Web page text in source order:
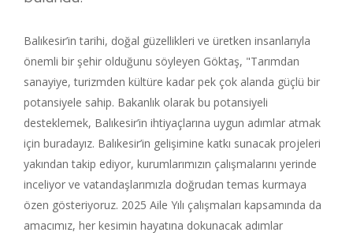
Balıkesir’in tarihi, doğal güzellikleri ve üretken insanlarıyla
önemli bir şehir olduğunu söyleyen Göktaş, "Tarımdan
sanayiye, turizmden kültüre kadar pek çok alanda güçlü bir
potansiyele sahip. Bakanlık olarak bu potansiyeli
desteklemek, Balıkesir’in ihtiyaçlarına uygun adımlar atmak
için buradayız. Balıkesir’in gelişimine katkı sunacak projeleri
yakından takip ediyor, kurumlarımızın çalışmalarını yerinde
inceliyor ve vatandaşlarımızla doğrudan temas kurmaya
özen gösteriyoruz. 2025 Aile Yılı çalışmaları kapsamında da
amacımız, her kesimin hayatına dokunacak adımlar